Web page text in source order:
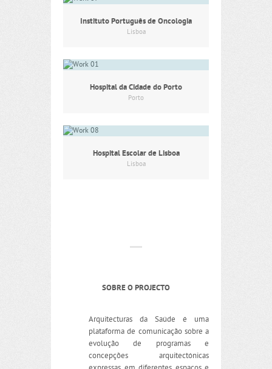
Instituto Português de Oncologia
Lisboa
Hospital da Cidade do Porto
Porto
Hospital Escolar de Lisboa
Lisboa
SOBRE O PROJECTO
Arquitecturas da Saúde é uma
plataforma de comunicação sobre a
evolução de programas e
concepções arquitectónicas